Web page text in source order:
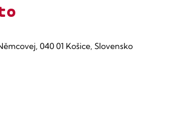
040 01 Košice, Slovensko